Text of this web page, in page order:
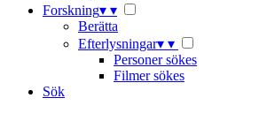
Forskning▾ ▾
Berätta
Efterlysningar▾ ▾
Personer sökes
Filmer sökes
Sök